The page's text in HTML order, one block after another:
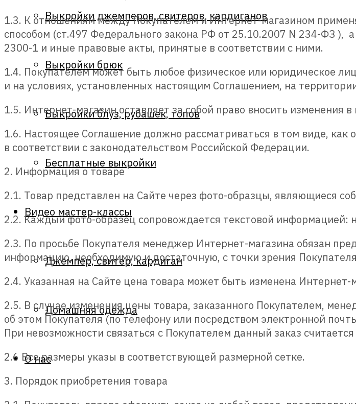
Выкройки джемперов, свитеров, кардиганов
Выкройки брюк
Выкройки блуз, рубашек, топов
Бесплатные выкройки
Видео мастер-классы
Джемпер, свитер, кардиган
Домашняя одежда
О нас
1.3. К отношениям между Покупателем и Интернет-магазином
способом (ст.497 Федерального закона РФ от 25.10.2007 N 234-ФЗ
2300-1 и иные правовые акты, принятые в соответствии с ними.
1.4. Покупателем может быть любое физическое или юридическое
и на условиях, установленныx настоящим Соглашением, на
1.5. Интернет-магазин оставляет за собой право вносить изменения
1.6. Настоящее Соглашение должно рассматриваться в том виде, как
в соответствии с законодательством Российской Федерации.
2. Информация о товаре
2.1. Товар представлен на Сайте через фото-образцы, являющиеся
2.2. Каждый фото-образец сопровождается текстовой информацией:
2.3. По просьбе Покупателя менеджер Интернет-магазина обязан
информацию, необходимую и достаточную, с точки зрения
2.4. Указанная на Сайте цена товара может быть изменена
2.5. В случае изменения цены товара, заказанного Покупателем,
об этом Покупателя (по телефону или посредством электронной
При невозможности связаться с Покупателем данный заказ
2.6 Все размеры указы в соответствующей размерной сетке.
3. Порядок приобретения товара